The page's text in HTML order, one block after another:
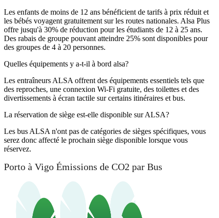
Les enfants de moins de 12 ans bénéficient de tarifs à prix réduit et
les bébés voyagent gratuitement sur les routes nationales. Alsa Plus
offre jusqu'à 30% de réduction pour les étudiants de 12 à 25 ans.
Des rabais de groupe pouvant atteindre 25% sont disponibles pour
des groupes de 4 à 20 personnes.
Quelles équipements y a-t-il à bord alsa?
Les entraîneurs ALSA offrent des équipements essentiels tels que
des reproches, une connexion Wi-Fi gratuite, des toilettes et des
divertissements à écran tactile sur certains itinéraires et bus.
La réservation de siège est-elle disponible sur ALSA?
Les bus ALSA n'ont pas de catégories de sièges spécifiques, vous
serez donc affecté le prochain siège disponible lorsque vous
réservez.
Porto à Vigo Émissions de CO2 par Bus